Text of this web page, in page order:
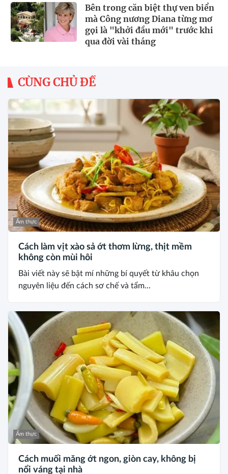
Bên trong căn biệt thự ven biển
mà Công nương Diana từng mơ
gọi là "khởi đầu mới" trước khi
qua đời vài tháng
CÙNG CHỦ ĐỀ
Ẩm thực
Cách làm vịt xào sả ớt thơm lừng, thịt mềm
không còn mùi hôi
Bài viết này sẽ bật mí những bí quyết từ khâu chọn
nguyên liệu đến cách sơ chế và tẩm...
Ẩm thực
Cách muối măng ớt ngon, giòn cay, không bị
nổi váng tại nhà